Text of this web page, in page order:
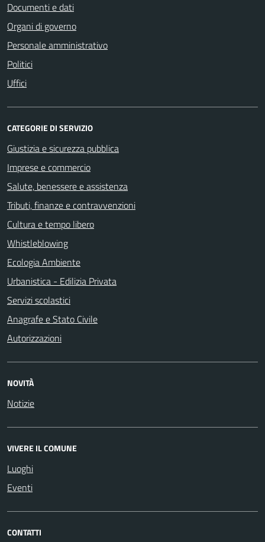
Documenti e dati
Organi di governo
Personale amministrativo
Politici
Uffici
CATEGORIE DI SERVIZIO
Giustizia e sicurezza pubblica
Imprese e commercio
Salute, benessere e assistenza
Tributi, finanze e contravvenzioni
Cultura e tempo libero
Whistleblowing
Ecologia Ambiente
Urbanistica - Edilizia Privata
Servizi scolastici
Anagrafe e Stato Civile
Autorizzazioni
NOVITÀ
Notizie
VIVERE IL COMUNE
Luoghi
Eventi
CONTATTI